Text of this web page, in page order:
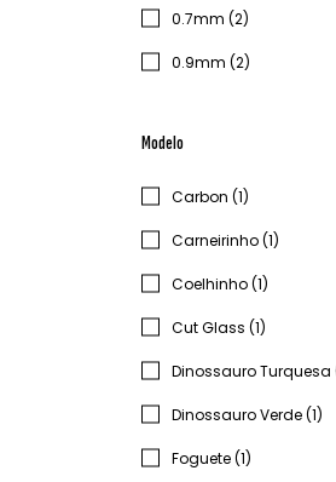
0.7mm (2)
0.9mm (2)
Modelo
Carbon (1)
Carneirinho (1)
Coelhinho (1)
Cut Glass (1)
Dinossauro Turquesa
Dinossauro Verde (1)
Foguete (1)